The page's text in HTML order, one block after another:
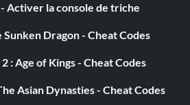
Activer la console de triche
Sunken Dragon - Cheat Codes
: Age of Kings - Cheat Codes
Asian Dynasties - Cheat Codes